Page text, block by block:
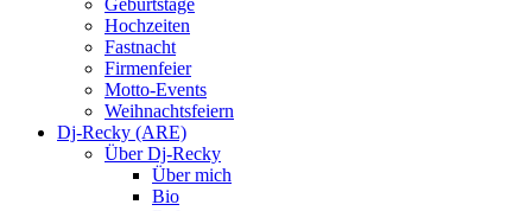
Geburtstage
Hochzeiten
Fastnacht
Firmenfeier
Motto-Events
Weihnachtsfeiern
Dj-Recky (ARE)
Über Dj-Recky
Über mich
Bio